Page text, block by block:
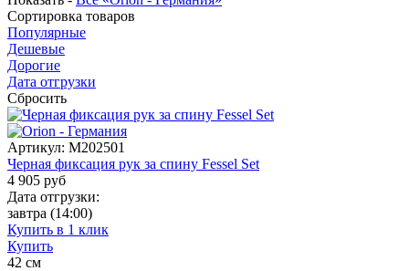
Сортировка товаров
Популярные
Дешевые
Дорогие
Дата отгрузки
Сбросить
Артикул: M202501
Черная фиксация рук за спину Fessel Set
4 905 руб
Дата отгрузки:
завтра (14:00)
Купить в 1 клик
Купить
42 см